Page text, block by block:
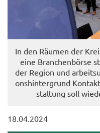
In den Räu­men der
eine Bran­chen­bör­se
der Re­gi­on und
ons­hin­ter­grund
stal­tung soll
18.04.2024